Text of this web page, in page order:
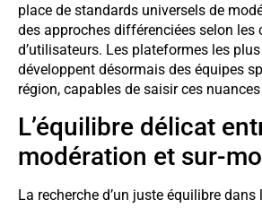
place de standards universels de
des approches différenciées selon les
d’utilisateurs. Les plateformes les
développent désormais des équipes
région, capables de saisir ces
L’équilibre délicat
modération et sur-
La recherche d’un juste équilibre